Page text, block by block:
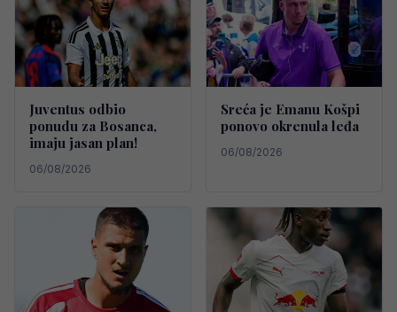
Juventus odbio
ponudu za Bosanca,
imaju jasan plan!
06/08/2026
Sreća je Emanu Košpi
ponovo okrenula leđa
06/08/2026